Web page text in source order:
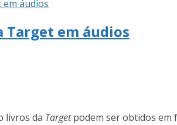
Target em áudios
livros da Targetpodem ser obtidos em